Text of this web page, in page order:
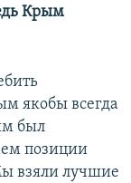
Крым
якобы всегда
был
позиции
взяли лучшие